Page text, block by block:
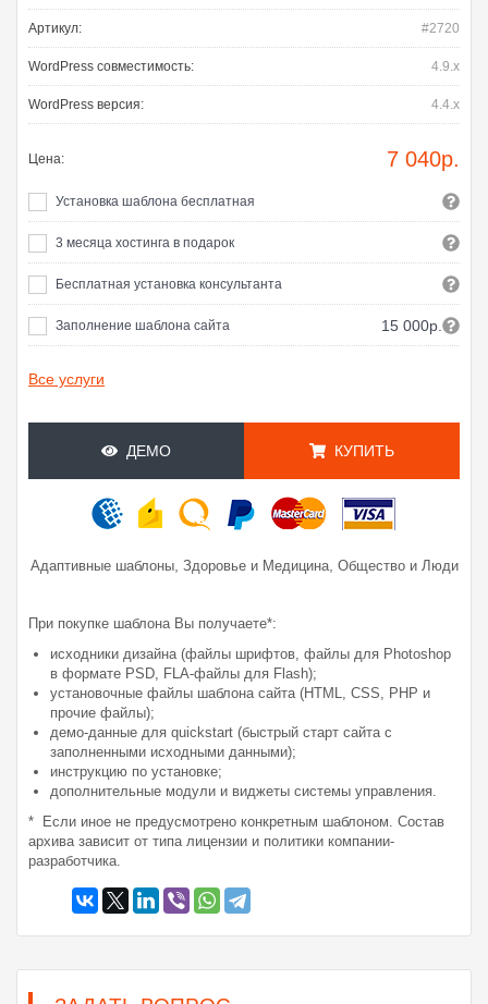
Артикул: #2720
WordPress совместимость: 4.9.x
WordPress версия: 4.4.x
Цена: 7 040р.
Установка шаблона бесплатная
3 месяца хостинга в подарок
Бесплатная установка консультанта
Заполнение шаблона сайта 15 000р.
Все услуги
ДЕМО КУПИТЬ
Адаптивные шаблоны, Здоровье и Медицина, Общество и Люди
При покупке шаблона Вы получаете*:
исходники дизайна (файлы шрифтов, файлы для Photoshop
в формате PSD, FLA-файлы для Flash);
установочные файлы шаблона сайта (HTML, CSS, PHP и
прочие файлы);
демо-данные для quickstart (быстрый старт сайта с
заполненными исходными данными);
инструкцию по установке;
дополнительные модули и виджеты системы управления.
* Если иное не предусмотрено конкретным шаблоном. Состав
архива зависит от типа лицензии и политики компании-
разработчика.